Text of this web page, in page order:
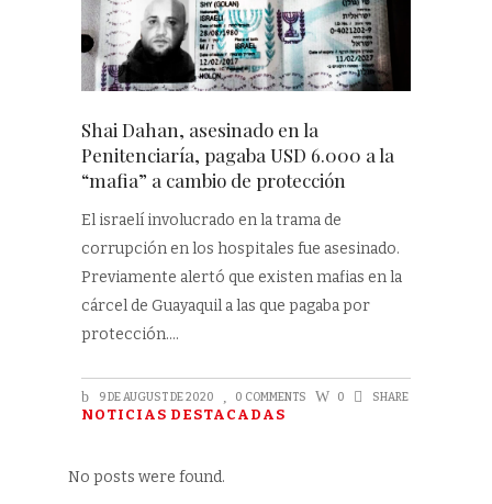
Shai Dahan, asesinado en la
Penitenciaría, pagaba USD 6.000 a la
“mafia” a cambio de protección
El israelí involucrado en la trama de
corrupción en los hospitales fue asesinado.
Previamente alertó que existen mafias en la
cárcel de Guayaquil a las que pagaba por
protección.
9 DE AUGUST DE 2020 0 COMMENTS 0 SHARE
NOTICIAS DESTACADAS
No posts were found.